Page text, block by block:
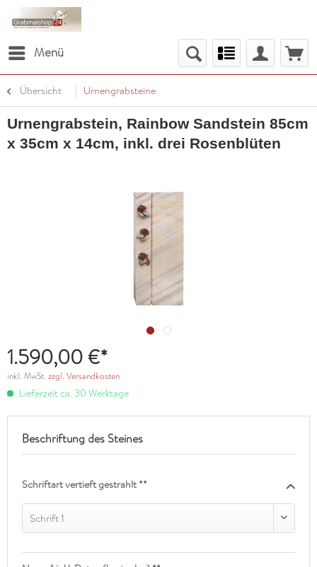
Menü
Übersicht Urnengrabsteine
Urnengrabstein, Rainbow Sandstein 85cm
x 35cm x 14cm, inkl. drei Rosenblüten
1.590,00 €*
inkl. MwSt. zzgl. Versandkosten
Lieferzeit ca. 30 Werktage
Beschriftung des Steines
Schriftart vertieft gestrahlt **
Schrift 1